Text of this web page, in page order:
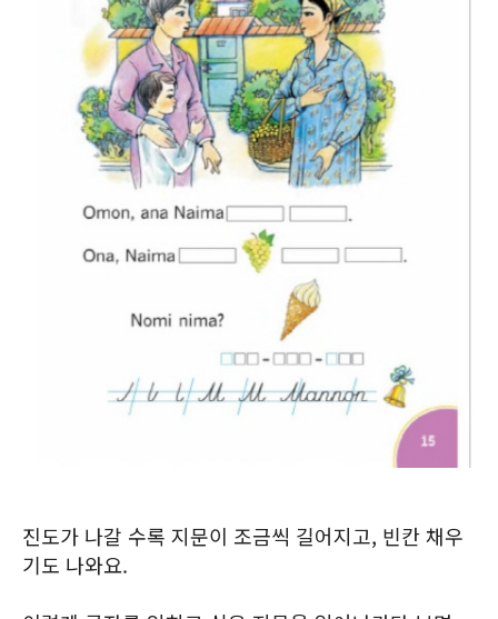
진도가 나갈 수록 지문이 조금씩 길어지고, 빈칸 채우
기도 나와요.